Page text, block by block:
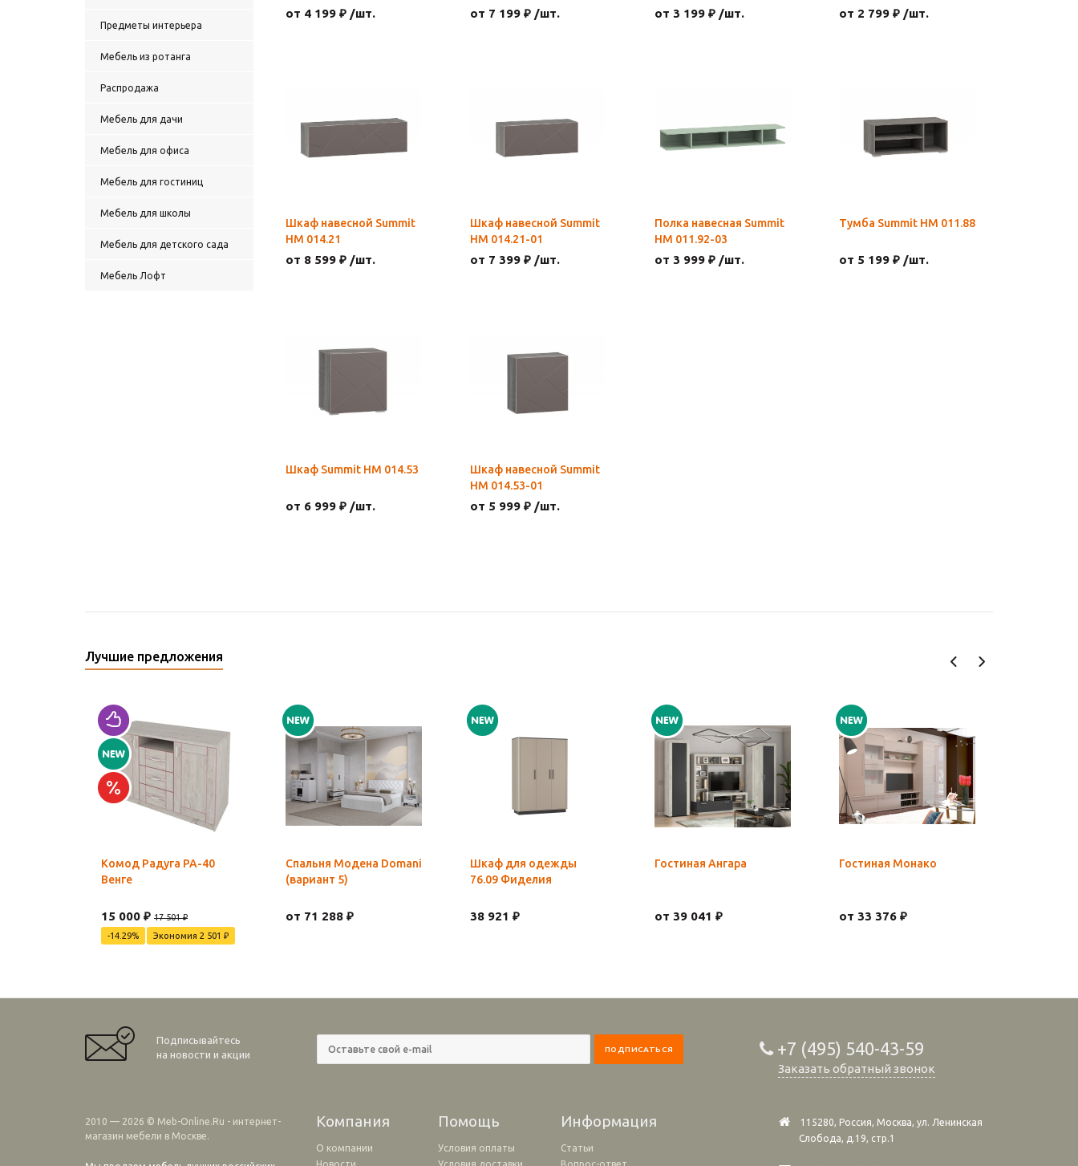
Предметы интерьера
Мебель из ротанга
Распродажа
Мебель для дачи
Мебель для офиса
Мебель для гостиниц
Мебель для школы
Мебель для детского сада
Мебель Лофт
от 4 199 ₽ /шт. от 7 199 ₽ /шт. от 3 199 ₽ /шт. от 2 799 ₽ /шт.
Шкаф навесной Summit
НМ 014.21
от 8 599 ₽ /шт.
Шкаф навесной Summit
НМ 014.21-01
от 7 399 ₽ /шт.
Полка навесная Summit
НМ 011.92-03
от 3 999 ₽ /шт.
Тумба Summit НМ 011.88
от 5 199 ₽ /шт.
Шкаф Summit НМ 014.53
от 6 999 ₽ /шт.
Шкаф навесной Summit
НМ 014.53-01
от 5 999 ₽ /шт.
Лучшие предложения
Комод Радуга РА-40
Венге
15 000 ₽ 17 501 ₽
-14.29%
Экономия 2 501 ₽
Спальня Модена Domani
(вариант 5)
от 71 288 ₽
Шкаф для одежды
76.09 Фиделия
38 921 ₽
Гостиная Ангара
от 39 041 ₽
Гостиная Монако
от 33 376 ₽
Подписывайтесь
на новости и акции
+7 (495) 540-43-59
Заказать обратный звонок
2010 — 2026 © Meb-Online.Ru - интернет-
магазин мебели в Москве.
Компания Помощь Информация
О компании
Условия оплаты
Статьи
115280, Россия, Москва, ул. Ленинская
Слобода, д.19, стр.1